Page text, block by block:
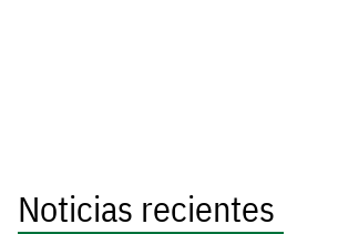
Noticias recientes